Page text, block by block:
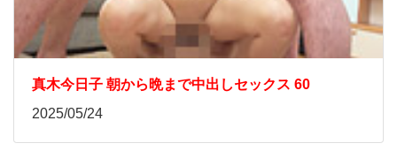
真木今日子 朝から晩まで中出しセックス 60
2025/05/24